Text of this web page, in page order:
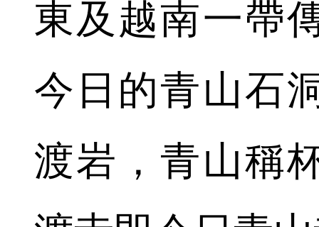
東及越南一帶
今日的青山石
渡岩，青山稱